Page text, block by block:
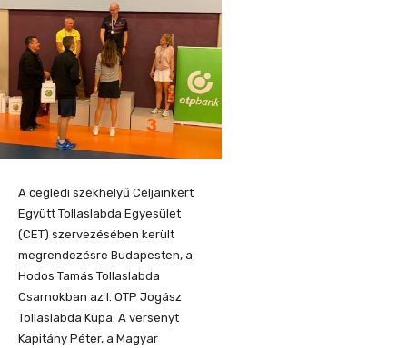
A ceglédi székhelyű Céljainkért
Együtt Tollaslabda Egyesület
(CET) szervezésében került
megrendezésre Budapesten, a
Hodos Tamás Tollaslabda
Csarnokban az I. OTP Jogász
Tollaslabda Kupa. A versenyt
Kapitány Péter, a Magyar